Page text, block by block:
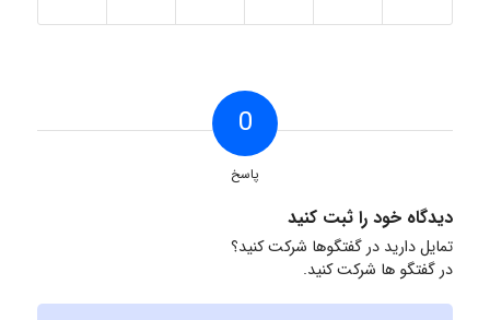
0
پاسخ
دیدگاه خود را ثبت کنید
تمایل دارید در گفتگوها شرکت کنید؟
در گفتگو ها شرکت کنید.